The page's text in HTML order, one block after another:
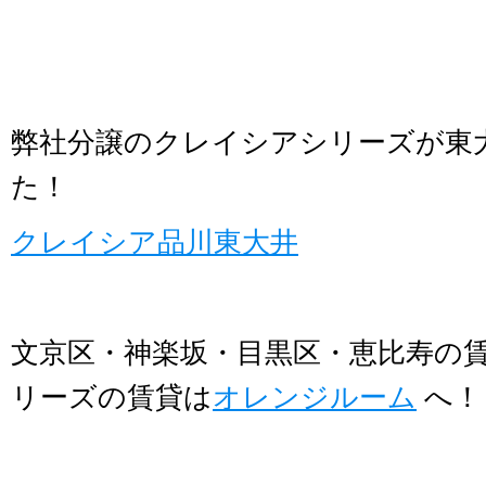
弊社分譲のクレイシアシリーズが東
た！
クレイシア品川東大井
文京区・神楽坂・目黒区・恵比寿の
リーズの賃貸はオレンジルーム へ！